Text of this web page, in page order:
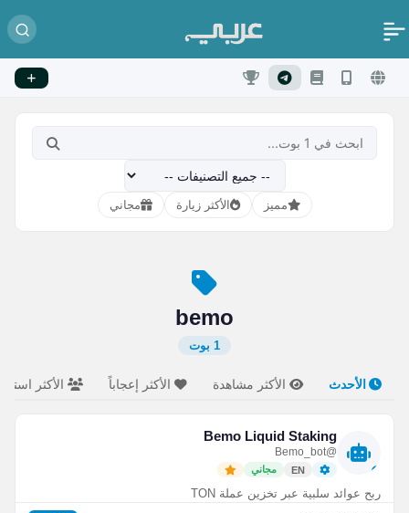
مميز الأكثر زيارة مجاني
bemo
1 بوت
الأحدث الأكثر مشاهدة الأكثر إعجاباً الأكثر
Bemo Liquid Staking
@Bemo_bot
EN مجاني
ربح عوائد سلبية عبر تخزين عملة TON